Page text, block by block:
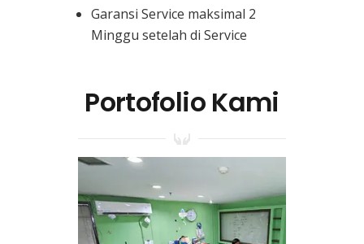
Garansi Service maksimal 2
Minggu setelah di Service
Portofolio Kami